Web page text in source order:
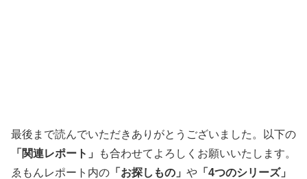
最後まで読んでいただきありがとうございました。以下の
「関連レポート」
も合わせてよろしくお願いいたします。
ゑもんレポート内の 「お探しもの」 や 「4つのシリーズ」